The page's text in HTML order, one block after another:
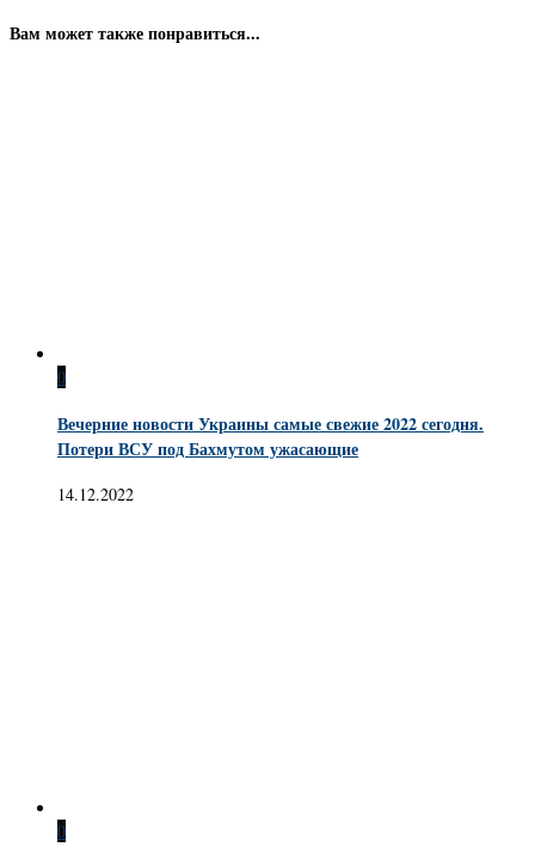
Вам может также понравиться...
0
Вечерние новости Украины самые свежие 2022 сегодня.
Потери ВСУ под Бахмутом ужасающие
14.12.2022
0